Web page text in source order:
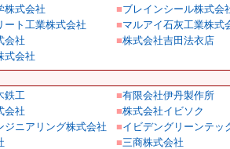
株式会社 ■ブレインシール株式会
ート工業株式会社 ■マルアイ石灰工業株式
会社 ■株式会社吉田法衣店
式会社
鉄工 ■有限会社伊丹製作所
会社 ■株式会社イビソク
ジニアリング株式会社 ■イビデングリーンテッ
■三商株式会社